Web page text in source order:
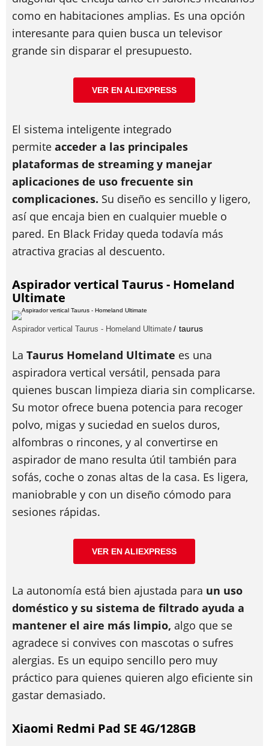
como en habitaciones amplias. Es una opción
interesante para quien busca un televisor
grande sin disparar el presupuesto.
VER EN ALIEXPRESS
El sistema inteligente integrado
permite acceder a las principales
plataformas de streaming y manejar
aplicaciones de uso frecuente sin
complicaciones. Su diseño es sencillo y ligero,
así que encaja bien en cualquier mueble o
pared. En Black Friday queda todavía más
atractiva gracias al descuento.
Aspirador vertical Taurus - Homeland
Ultimate
Aspirador vertical Taurus - Homeland Ultimate taurus
La Taurus Homeland Ultimate es una
aspiradora vertical versátil, pensada para
quienes buscan limpieza diaria sin complicarse.
Su motor ofrece buena potencia para recoger
polvo, migas y suciedad en suelos duros,
alfombras o rincones, y al convertirse en
aspirador de mano resulta útil también para
sofás, coche o zonas altas de la casa. Es ligera,
maniobrable y con un diseño cómodo para
sesiones rápidas.
VER EN ALIEXPRESS
La autonomía está bien ajustada para un uso
doméstico y su sistema de filtrado ayuda a
mantener el aire más limpio, algo que se
agradece si convives con mascotas o sufres
alergias. Es un equipo sencillo pero muy
práctico para quienes quieren algo eficiente sin
gastar demasiado.
Xiaomi Redmi Pad SE 4G/128GB